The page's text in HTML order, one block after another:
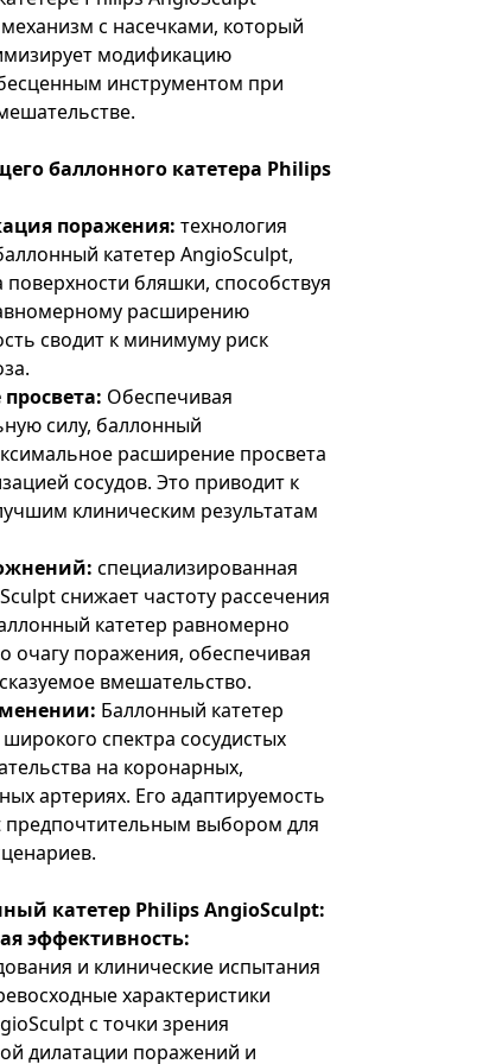
с насечками, который
модификацию
инструментом при
баллонного катетера Philips
поражения: технология
катетер AngioSculpt,
бляшки, способствуя
расширению
сводит к минимуму риск
Обеспечивая
силу, баллонный
расширение просвета
сосудов. Это приводит к
клиническим результатам
специализированная
снижает частоту рассечения
катетер равномерно
очагу поражения, обеспечивая
вмешательство.
Баллонный катетер
спектра сосудистых
на коронарных,
артериях. Его адаптируемость
предпочтительным выбором для
катетер Philips AngioSculpt:
эффективность:
и клинические испытания
характеристики
с точки зрения
дилатации поражений и